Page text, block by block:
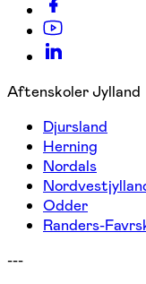
Aftenskoler Jylland
Djursland
Herning
Nordals
Odder
Randers-
---